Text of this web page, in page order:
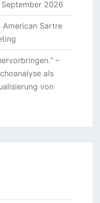
2026
Sartre
–
als
von